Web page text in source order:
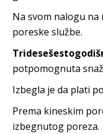
Na svom nalogu
poreske službe.
potpomognuta
Izbegla je da plati
Prema kineskim
izbegnutog poreza.